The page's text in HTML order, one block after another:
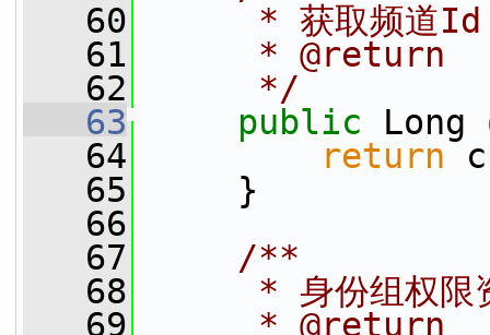
   60
     * 获取频道Id
   61
     * @return
   62
     */
   63
public Long
   64
return
   65
}
   66
   67
    /**
   68
* 身份组权限
   69
     * @return